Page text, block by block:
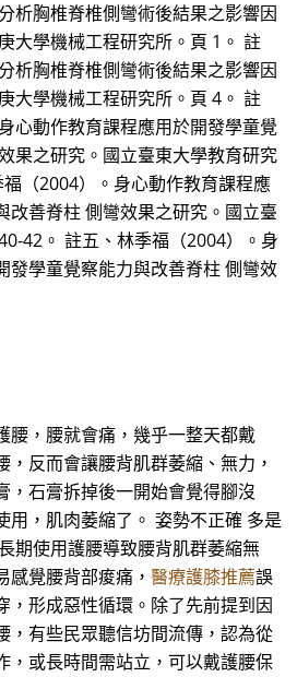
析胸椎脊椎側彎術後結果之影響因
大學機械工程研究所。頁 1。 註
析胸椎脊椎側彎術後結果之影響因
大學機械工程研究所。頁 4。 註
心動作教育課程應用於開發學童覺
果之研究。國立臺東大學教育研究
（2004）。身心動作教育課程應
改善脊柱 側彎效果之研究。國立臺
42。 註五、林季福（2004）。身
發學童覺察能力與改善脊柱 側彎效
腰，腰就會痛，幾乎一整天都戴
反而會讓腰背肌群萎縮、無力，
，石膏拆掉後一開始會覺得腳沒
用，肌肉萎縮了。 姿勢不正確 多是
期使用護腰導致腰背肌群萎縮無
感覺腰背部痠痛， 醫療護膝推薦誤
，形成惡性循環。除了先前提到因
，有些民眾聽信坊間流傳，認為從
，或長時間需站立，可以戴護腰保